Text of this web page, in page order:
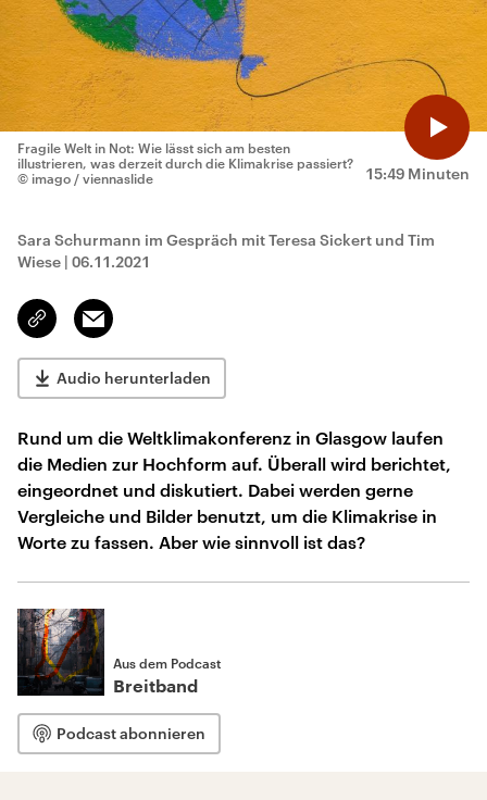
15:49 Minuten
Fragile Welt in Not: Wie lässt sich am besten
illustrieren, was derzeit durch die Klimakrise passiert?
© imago / viennaslide
Sara Schurmann im Gespräch mit Teresa Sickert und Tim
Wiese | 06.11.2021
Link
kopieren/teilen
Email
Audio herunterladen
Rund um die Weltklimakonferenz in Glasgow laufen
die Medien zur Hochform auf. Überall wird berichtet,
eingeordnet und diskutiert. Dabei werden gerne
Vergleiche und Bilder benutzt, um die Klimakrise in
Worte zu fassen. Aber wie sinnvoll ist das?
Aus dem Podcast
Breitband
Podcast abonnieren